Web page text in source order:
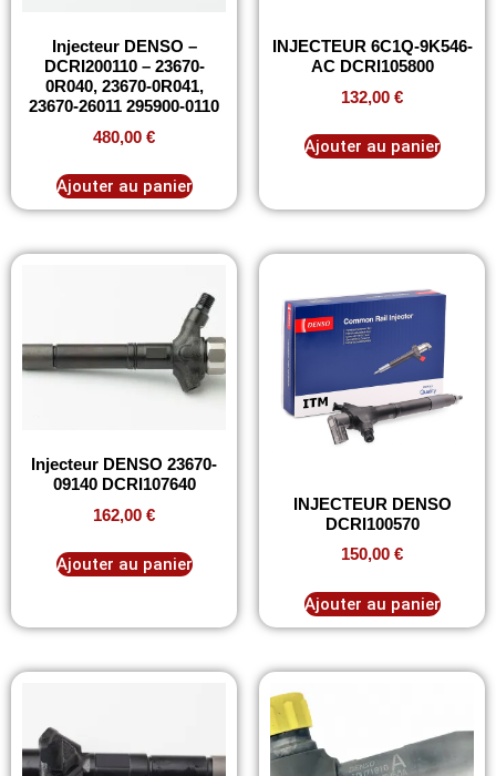
Injecteur DENSO –
DCRI200110 – 23670-
0R040, 23670-0R041,
23670-26011 295900-0110
480,00 €
Ajouter au panier
INJECTEUR 6C1Q-9K546-
AC DCRI105800
132,00 €
Ajouter au panier
Injecteur DENSO 23670-
09140 DCRI107640
162,00 €
Ajouter au panier
INJECTEUR DENSO
DCRI100570
150,00 €
Ajouter au panier